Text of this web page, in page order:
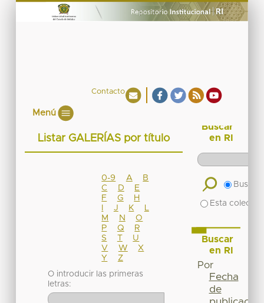
Contacto
Menú
Listar GALERÍAS por título
0-9 A
B
C
D
E
F
G
H
J K
M
N
O
P
Q
R
S
T
U
V
W
X
Y
Z
O introducir las primeras
letras:
Buscar
en RI
Buscar
Esta
Buscar
en RI
Por
Fecha
de